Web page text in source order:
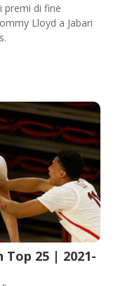
premi di fine
Lloyd a Jabari
Top 25 | 2021-